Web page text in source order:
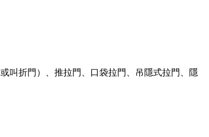
叫折門）、推拉門、口袋拉門、吊隱式拉門、隱